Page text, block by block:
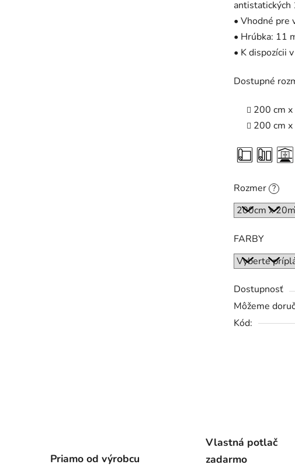
• Vhodné pre
• Hrúbka: 11
• K dispozícii
Dostupné
200 cm
200 cm
Rozmer ?
FARBY
Dostupnosť
Môžeme
Kód:
Priamo od výrobcu
Vlastná potlač
zadarmo